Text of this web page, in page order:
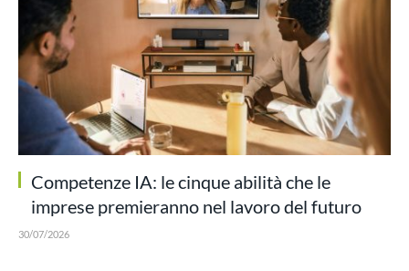
Competenze IA: le cinque abilità che le
imprese premieranno nel lavoro del futuro
30/07/2026